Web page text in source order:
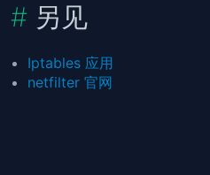
另见
Iptables 应用
netfilter 官网